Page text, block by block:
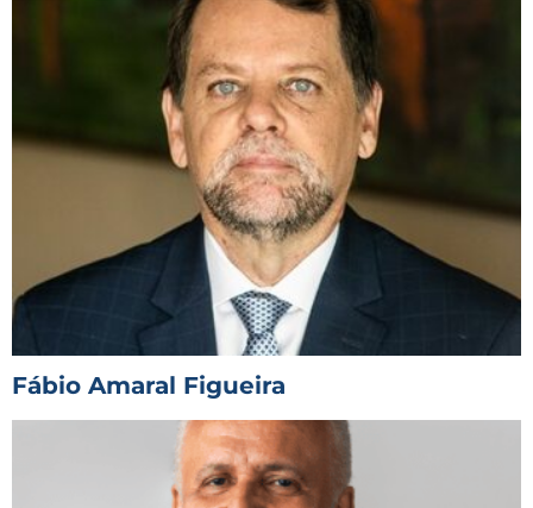
Fábio Amaral Figueira